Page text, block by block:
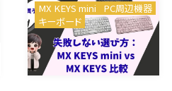
MX KEYS mini
PC周辺機器
キーボード